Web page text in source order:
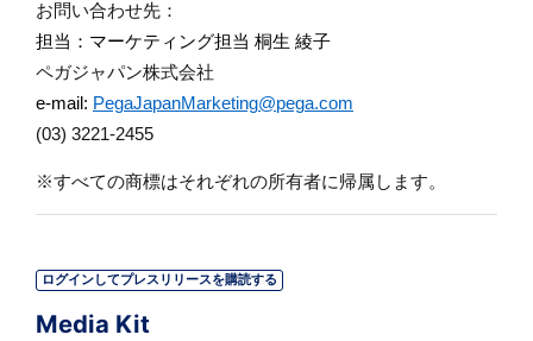
お問い合わせ先：
担当：マーケティング担当 桐生 綾子
ペガジャパン株式会社
e-mail: PegaJapanMarketing@pega.com
(03) 3221-2455
※すべての商標はそれぞれの所有者に帰属します。
ログインしてプレスリリースを購読する
Media Kit